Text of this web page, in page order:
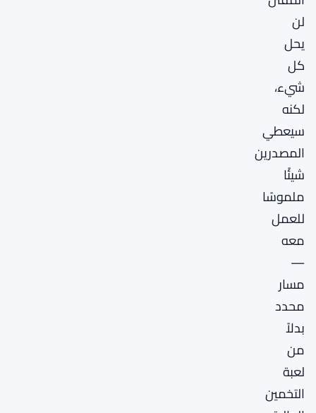
لن
يحل
كل
شيء،
لكنه
سيعطي
المصدرين
شيئًا
ملموسًا
للعمل
معه
—
مسار
محدد
بدلاً
من
لعبة
التخمين